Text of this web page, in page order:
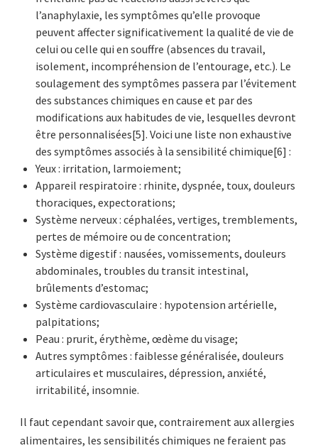
l’anaphylaxie, les symptômes qu’elle provoque
peuvent affecter significativement la qualité de vie de
celui ou celle qui en souffre (absences du travail,
isolement, incompréhension de l’entourage, etc.). Le
soulagement des symptômes passera par l’évitement
des substances chimiques en cause et par des
modifications aux habitudes de vie, lesquelles devront
être personnalisées[5]. Voici une liste non exhaustive
des symptômes associés à la sensibilité chimique[6] :
Yeux : irritation, larmoiement;
Appareil respiratoire : rhinite, dyspnée, toux, douleurs
thoraciques, expectorations;
Système nerveux : céphalées, vertiges, tremblements,
pertes de mémoire ou de concentration;
Système digestif : nausées, vomissements, douleurs
abdominales, troubles du transit intestinal,
brûlements d’estomac;
Système cardiovasculaire : hypotension artérielle,
palpitations;
Peau : prurit, érythème, œdème du visage;
Autres symptômes : faiblesse généralisée, douleurs
articulaires et musculaires, dépression, anxiété,
irritabilité, insomnie.
Il faut cependant savoir que, contrairement aux allergies
alimentaires, les sensibilités chimiques ne feraient pas